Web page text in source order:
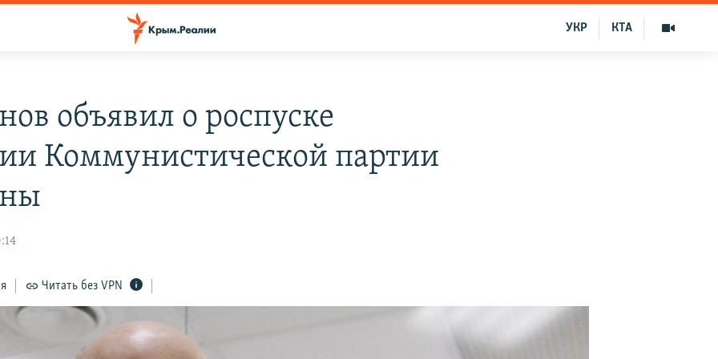
КТА
УКР
объявил о роспуске
Коммунистической партии
Читать без VPN